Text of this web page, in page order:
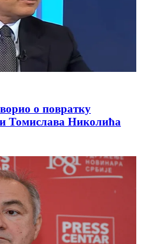
о повратку
Томислава Николића